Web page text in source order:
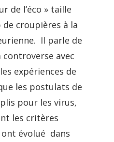
de l’éco » taille
croupières à la
Il parle de
controverse avec
expériences de
les postulats de
pour les virus,
les critères
ont évolué dans